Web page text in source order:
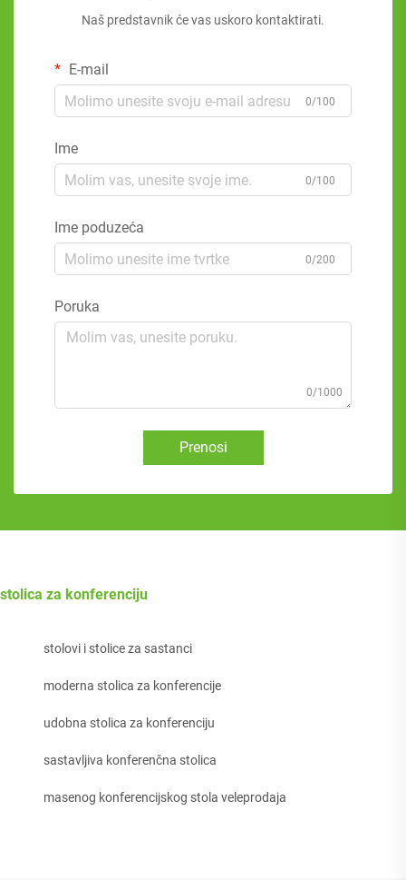
Naš predstavnik će vas uskoro kontaktirati.
E-mail
0/100
Ime
0/100
Ime poduzeća
0/200
Poruka
0/1000
Prenosi
stolica za konferenciju
stolovi i stolice za sastanci
moderna stolica za konferencije
udobna stolica za konferenciju
sastavljiva konferenčna stolica
masenog konferencijskog stola veleprodaja